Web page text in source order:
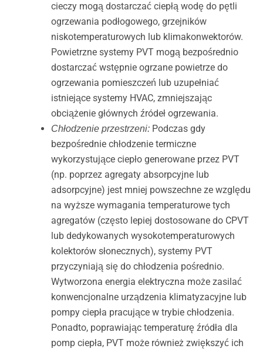
cieczy mogą dostarczać ciepłą wodę do pętli
ogrzewania podłogowego, grzejników
niskotemperaturowych lub klimakonwektorów.
Powietrzne systemy PVT mogą bezpośrednio
dostarczać wstępnie ogrzane powietrze do
ogrzewania pomieszczeń lub uzupełniać
istniejące systemy HVAC, zmniejszając
obciążenie głównych źródeł ogrzewania.
Chłodzenie przestrzeni:Podczas gdy
bezpośrednie chłodzenie termiczne
wykorzystujące ciepło generowane przez PVT
(np. poprzez agregaty absorpcyjne lub
adsorpcyjne) jest mniej powszechne ze względu
na wyższe wymagania temperaturowe tych
agregatów (często lepiej dostosowane do CPVT
lub dedykowanych wysokotemperaturowych
kolektorów słonecznych), systemy PVT
przyczyniają się do chłodzenia pośrednio.
Wytworzona energia elektryczna może zasilać
konwencjonalne urządzenia klimatyzacyjne lub
pompy ciepła pracujące w trybie chłodzenia.
Ponadto, poprawiając temperaturę źródła dla
pomp ciepła, PVT może również zwiększyć ich